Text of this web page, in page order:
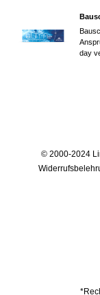
day
© 2000-2024